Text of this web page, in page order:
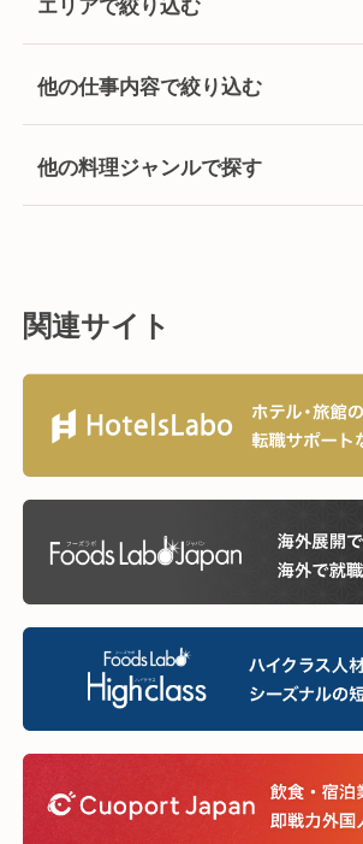
他の仕事内容で絞り込む
他の料理ジャンルで探す
関連サイト